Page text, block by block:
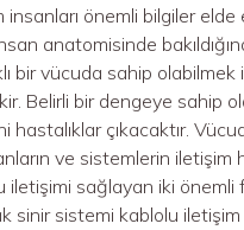
insanları önemli bilgiler
anatomisinde
bir vücuda sahip
Belirli bir dengeye
hastalıklar çıkacaktır.
ve sistemlerin
iletişimi sağlayan iki
sinir sistemi kablolu